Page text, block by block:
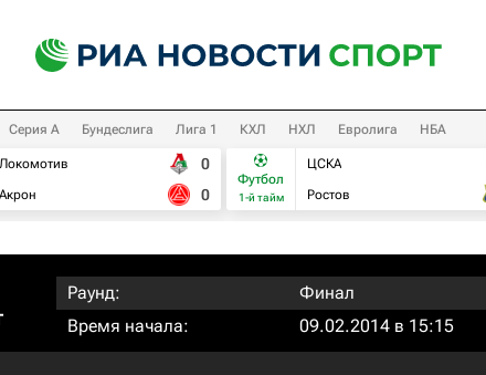
Серия А Бундеслига Лига 1 КХЛ НХЛ Евролига НБА
Локомотив
Акрон
0
0
Футбол
1-й тайм
ЦСКА
Ростов
Раунд:
Финал
Время начала:
09.02.2014 в 15:15